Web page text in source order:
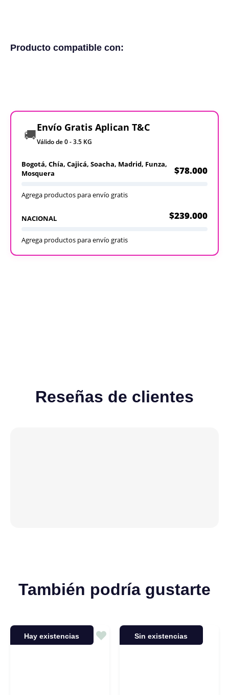
Producto compatible con:
🚚 Envío Gratis Aplican T&C
Válido de 0 - 3.5 KG
Bogotá, Chía, Cajicá, Soacha, Madrid, Funza,
Mosquera
$78.000
Agrega productos para envío gratis
NACIONAL $239.000
Agrega productos para envío gratis
Reseñas de clientes
También podría gustarte
Hay existencias Sin existencias